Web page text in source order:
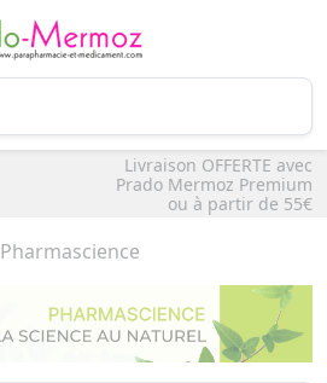
Livraison OFFERTE avec
Prado Mermoz Premium
ou à partir de 55€
Pharmascience